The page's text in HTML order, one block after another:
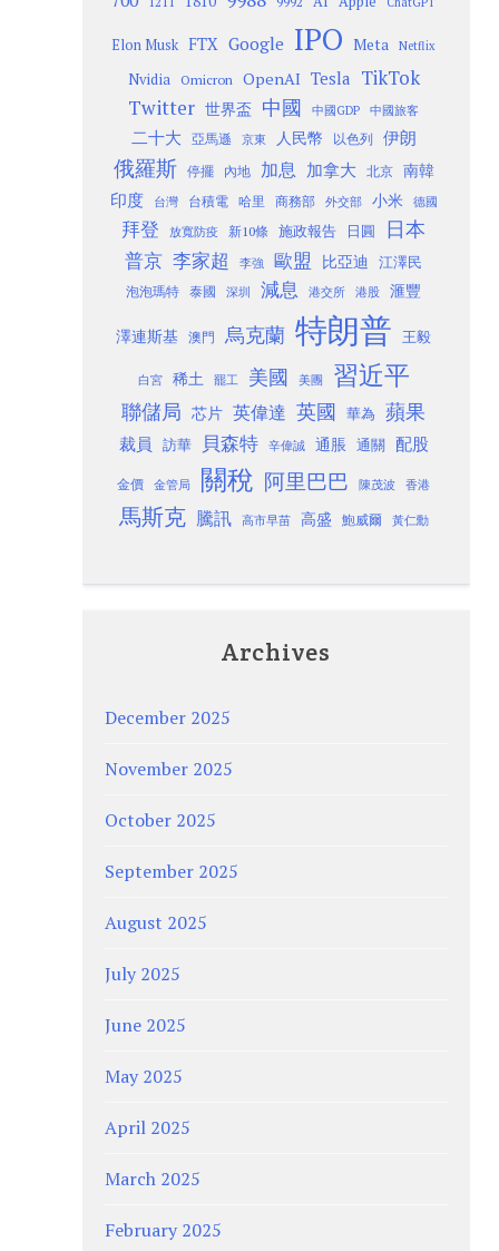
Elon Musk FTX Google IPO Meta Netflix
Nvidia Omicron OpenAI Tesla TikTok
Twitter 世界盃 中國 中國GDP 中國旅客
二十大 亞馬遜 京東 人民幣 以色列 伊朗
俄羅斯 停擺 內地 加息 加拿大 北京
南韓
印度
台灣 台積電 哈里 商務部 外交部 小米 德國
拜登 放寬防疫 新10條 施政報告 日圓 日本
普京 李家超 李強 歐盟 比亞迪 江澤民
泡泡瑪特 泰國 深圳 減息 港交所 港股 滙豐
澤連斯基 澳門 烏克蘭 特朗普 王毅
白宮 稀土 罷工 美國 美團 習近平
聯儲局 芯片 英偉達 英國 華為 蘋果
裁員 訪華 貝森特 辛偉誠 通脹 通關 配股
金價 金管局 關稅 阿里巴巴 陳茂波 香港
馬斯克 騰訊 高市早苗 高盛 鮑威爾 黃仁勳
Archives
December 2025
November 2025
October 2025
September 2025
August 2025
July 2025
June 2025
May 2025
April 2025
March 2025
February 2025